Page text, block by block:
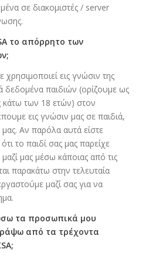
σε διακομιστές / server
το απόρρητο των
εις γνώσιν της
παιδιών (ορίζουμε ως
κάτω των 18 ετών) στον
εις γνώσιν μας σε παιδιά,
Αν παρόλα αυτά είστε
το παιδί σας μας παρείχε
μας μέσω κάποιας από τις
παρακάτω στην τελευταία
μαζί σας για να
τα προσωπικά μου
από τα τρέχοντα